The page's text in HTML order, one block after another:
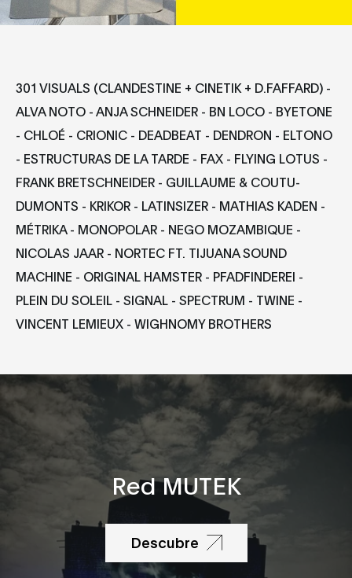
301 VISUALS (CLANDESTINE + CINETIK + D.FAFFARD) -
ALVA NOTO - ANJA SCHNEIDER - BN LOCO - BYETONE
- CHLOÉ - CRIONIC - DEADBEAT - DENDRON - ELTONO
- ESTRUCTURAS DE LA TARDE - FAX - FLYING LOTUS -
FRANK BRETSCHNEIDER - GUILLAUME & COUTU-
DUMONTS - KRIKOR - LATINSIZER - MATHIAS KADEN -
MÉTRIKA - MONOPOLAR - NEGO MOZAMBIQUE -
NICOLAS JAAR - NORTEC FT. TIJUANA SOUND
MACHINE - ORIGINAL HAMSTER - PFADFINDEREI -
PLEIN DU SOLEIL - SIGNAL - SPECTRUM - TWINE -
VINCENT LEMIEUX - WIGHNOMY BROTHERS
Red MUTEK
Descubre